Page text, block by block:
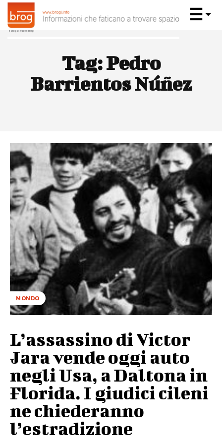
Tag:Pedro
Barrientos Núñez
MONDO
L’assassino di Victor
Jara vende oggi auto
negli Usa, a Daltona in
Florida. I giudici cileni
ne chiederanno
l’estradizione